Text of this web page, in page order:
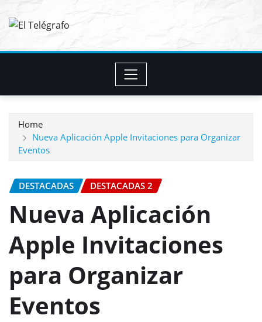
Home
Nueva Aplicación Apple Invitaciones para Organizar
Eventos
DESTACADAS DESTACADAS 2
Nueva Aplicación
Apple Invitaciones
para Organizar
Eventos